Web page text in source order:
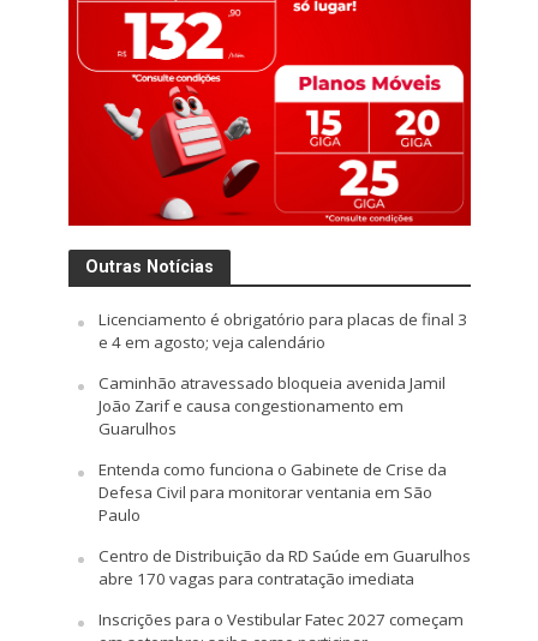
Outras Notícias
Licenciamento é obrigatório para placas de final 3
e 4 em agosto; veja calendário
Caminhão atravessado bloqueia avenida Jamil
João Zarif e causa congestionamento em
Guarulhos
Entenda como funciona o Gabinete de Crise da
Defesa Civil para monitorar ventania em São
Paulo
Centro de Distribuição da RD Saúde em Guarulhos
abre 170 vagas para contratação imediata
Inscrições para o Vestibular Fatec 2027 começam